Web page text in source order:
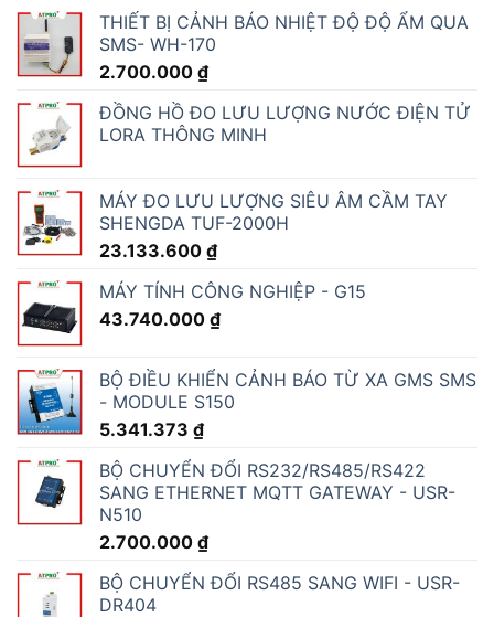
THIẾT BỊ CẢNH BÁO NHIỆT ĐỘ ĐỘ ẨM QUA
SMS- WH-170
2.700.000 ₫
ĐỒNG HỒ ĐO LƯU LƯỢNG NƯỚC ĐIỆN TỬ
LORA THÔNG MINH
MÁY ĐO LƯU LƯỢNG SIÊU ÂM CẦM TAY
SHENGDA TUF-2000H
23.133.600 ₫
MÁY TÍNH CÔNG NGHIỆP - G15
43.740.000 ₫
BỘ ĐIỀU KHIỂN CẢNH BÁO TỪ XA GMS SMS
- MODULE S150
5.341.373 ₫
BỘ CHUYỂN ĐỔI RS232/RS485/RS422
SANG ETHERNET MQTT GATEWAY - USR-
N510
2.700.000 ₫
BỘ CHUYỂN ĐỔI RS485 SANG WIFI - USR-
DR404